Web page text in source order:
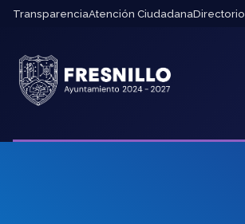
TransparenciaAtención CiudadanaDirectorio